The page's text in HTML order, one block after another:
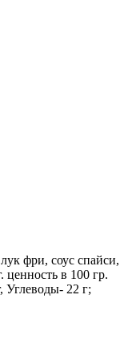
фри, соус спайси,
ценность в 100 гр.
Углеводы- 22 г;